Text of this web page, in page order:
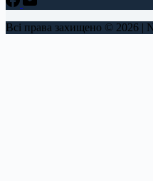
Всі права захищено © 2026 |